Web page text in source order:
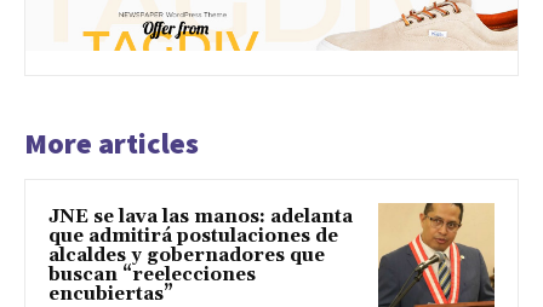
More articles
JNE se lava las manos: adelanta
que admitirá postulaciones de
alcaldes y gobernadores que
buscan “reelecciones
encubiertas”